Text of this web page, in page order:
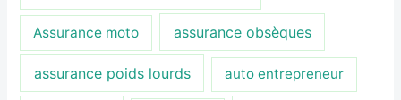
Assurance moto assurance obsèques
assurance poids lourds auto entrepreneur